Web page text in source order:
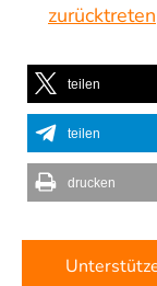
zurücktreten
teilen
teilen
drucken